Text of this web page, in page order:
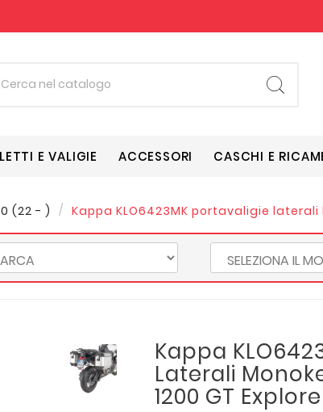
E VALIGIE ACCESSORI CASCHI E
(22 - ) Kappa KLO6423MK portavaligie laterali
Kappa
Laterali
1200 GT